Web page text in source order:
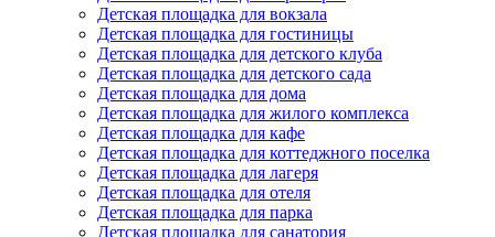
Детская площадка для вокзала
Детская площадка для гостиницы
Детская площадка для детского клуба
Детская площадка для детского сада
Детская площадка для дома
Детская площадка для жилого комплекса
Детская площадка для кафе
Детская площадка для коттеджного поселка
Детская площадка для лагеря
Детская площадка для отеля
Детская площадка для парка
Детская площадка для санатория